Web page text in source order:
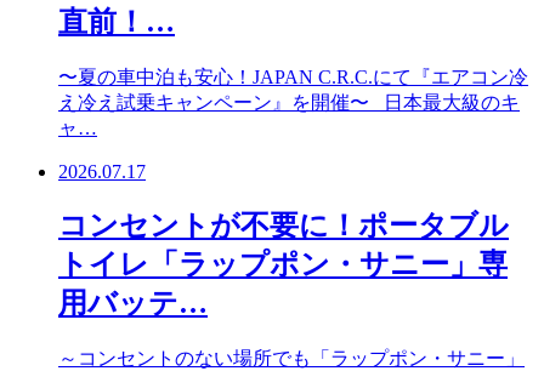
直前！…
〜夏の車中泊も安心！JAPAN C.R.C.にて『エアコン冷
え冷え試乗キャンペーン』を開催〜 日本最大級のキ
ャ…
2026.07.17
コンセントが不要に！ポータブル
トイレ「ラップポン・サニー」専
用バッテ…
～コンセントのない場所でも「ラップポン・サニー」